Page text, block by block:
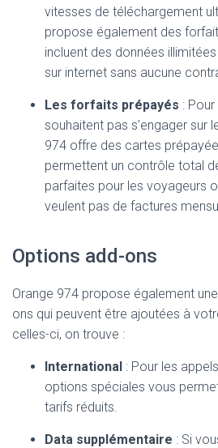
vitesses de téléchargement
propose également des
incluent des données
sur internet sans aucune
Les forfaits prépayés :
souhaitent pas s’engager sur
974 offre des cartes
permettent un contrôle total
parfaites pour les voyageurs
veulent pas de factures
Options add-ons
Orange 974 propose également
ons qui peuvent être ajoutées à
celles-ci, on trouve :
International : Pour les
options spéciales vous
tarifs réduits.
Data supplémentaire : Si